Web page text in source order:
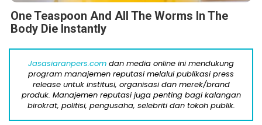
One Teaspoon And All The Worms In The
Body Die Instantly
Jasasiaranpers.com dan media online ini mendukung
program manajemen reputasi melalui publikasi press
release untuk institusi, organisasi dan merek/brand
produk. Manajemen reputasi juga penting bagi kalangan
birokrat, politisi, pengusaha, selebriti dan tokoh publik.